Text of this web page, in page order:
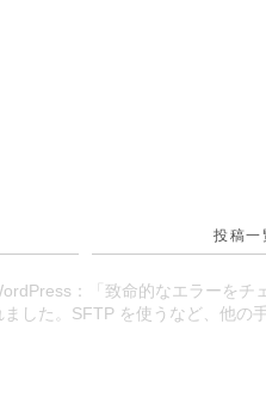
投稿一
：「致命的なエラーをチ
した。SFTP を使うなど、他の